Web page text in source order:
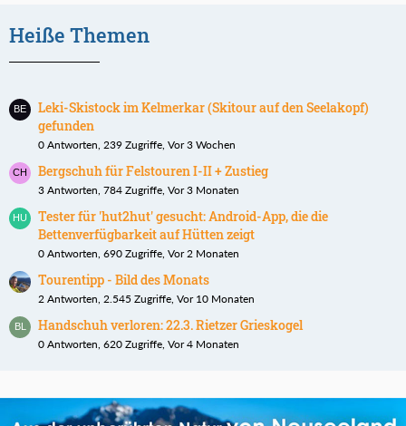
Heiße Themen
Leki-Skistock im Kelmerkar (Skitour auf den Seelakopf)
gefunden
0 Antworten, 239 Zugriffe, Vor 3 Wochen
Bergschuh für Felstouren I-II + Zustieg
3 Antworten, 784 Zugriffe, Vor 3 Monaten
Tester für 'hut2hut' gesucht: Android-App, die die
Bettenverfügbarkeit auf Hütten zeigt
0 Antworten, 690 Zugriffe, Vor 2 Monaten
Tourentipp - Bild des Monats
2 Antworten, 2.545 Zugriffe, Vor 10 Monaten
Handschuh verloren: 22.3. Rietzer Grieskogel
0 Antworten, 620 Zugriffe, Vor 4 Monaten